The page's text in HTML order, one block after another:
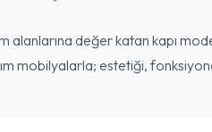
alanlarına değer katan kapı
mobilyalarla; estetiği,